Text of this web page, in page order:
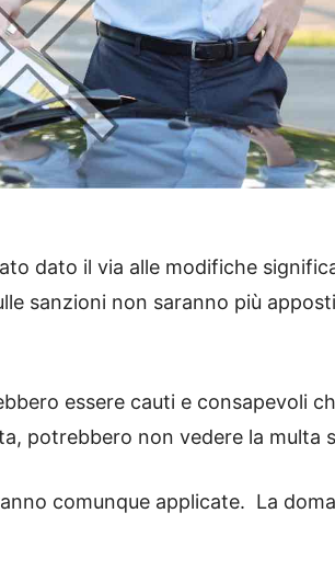
dato il via alle modifiche
sanzioni non saranno più apposti
essere cauti e consapevoli
potrebbero non vedere la multa
comunque applicate. La